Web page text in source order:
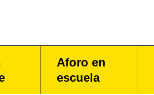
Aforo en
escuela